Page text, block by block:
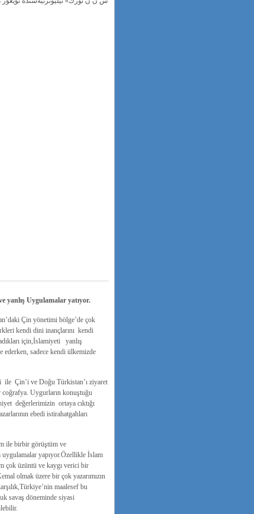
yanlış Uygulamalar yatıyor.
Çin yönetimi bölge’de çok
kendi dini inançlarını kendi
için,İslamiyeti yanlış
sadece kendi ülkemizde
ile Çin’i ve Doğu Türkistan’ı ziyaret
Uygurların konuştuğu
değerlerimizin ortaya cıktığı
ebedi istirahatgahları
ile birbir görüştüm ve
yapıyor.Özellikle İslam
çok üzüntü ve kaygı verici bir
olmak üzere bir çok yazarımızın
maalesef bu
savaş döneminde siyasi